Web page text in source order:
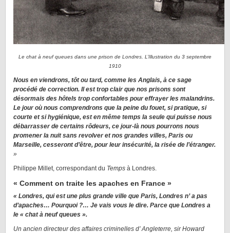
Le chat à neuf queues dans une prison de Londres. L’Illustration du 3 septembre
1910
Nous en viendrons, tôt ou tard, comme les Anglais, à ce sage
procédé de correction. Il est trop clair que nos prisons sont
désormais des hôtels trop confortables pour effrayer les malandrins.
Le jour où nous comprendrons que la peine du fouet, si pratique, si
courte et si hygiénique, est en même temps la seule qui puisse nous
débarrasser de certains rôdeurs, ce jour-là nous pourrons nous
promener la nuit sans revolver et nos grandes villes, Paris ou
Marseille, cesseront d’être, pour leur insécurité, la risée de l’étranger.
»
Philippe Millet, correspondant du Temps à Londres.
« Comment on traite les apaches en France »
« Londres, qui est une plus grande ville que Paris, Londres n’ a pas
d’apaches… Pourquoi ?… Je vais vous le dire. Parce que Londres a
le « chat à neuf queues ».
Un ancien directeur des affaires criminelles d’ Angleterre, sir Howard